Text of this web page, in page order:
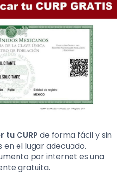
tu CURP de forma fácil y sin
el lugar adecuado.
por internet es una
gratuita.